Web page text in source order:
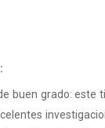
buen grado: